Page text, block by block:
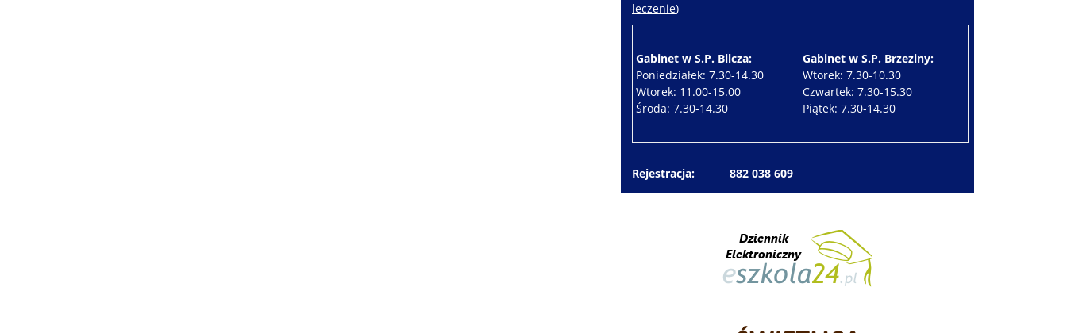
leczenie)
Gabinet w S.P. Bilcza:
Poniedziałek: 7.30-14.30
Wtorek: 11.00-15.00
Środa: 7.30-14.30
Gabinet w S.P. Brzeziny:
Wtorek: 7.30-10.30
Czwartek: 7.30-15.30
Piątek: 7.30-14.30
Rejestracja: 882 038 609